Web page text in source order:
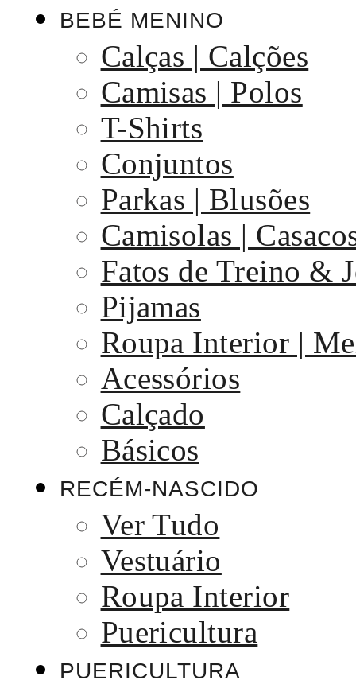
BEBÉ MENINO
Calças | Calções
Camisas | Polos
T-Shirts
Conjuntos
Parkas | Blusões
Camisolas |
Fatos de Treino &
Pijamas
Roupa Interior |
Acessórios
Calçado
Básicos
RECÉM-NASCIDO
Ver Tudo
Vestuário
Roupa Interior
Puericultura
PUERICULTURA